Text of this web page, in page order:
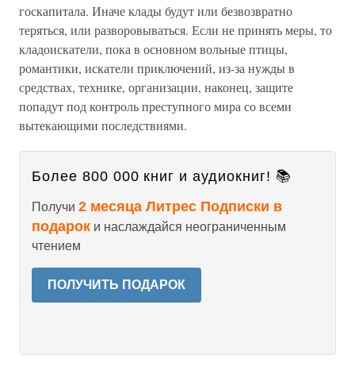
госкапитала. Иначе клады будут или безвозвратно
теряться, или разворовываться. Если не принять меры, то
кладоискатели, пока в основном вольные птицы,
романтики, искатели приключений, из-за нужды в
средствах, технике, организации, наконец, защите
попадут под контроль преступного мира со всеми
вытекающими последствиями.
Более 800 000 книг и аудиокниг! 📚
Получи 2 месяца Литрес Подписки в
подарок и наслаждайся неограниченным
чтением
ПОЛУЧИТЬ ПОДАРОК